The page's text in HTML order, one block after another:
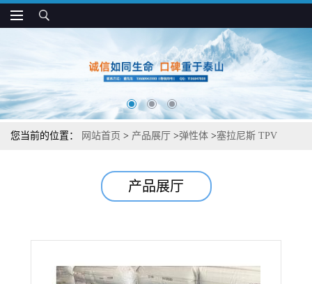
您当前的位置： 网站首页 > 产品展厅 >弹性体 >塞拉尼斯 TPV
产品展厅